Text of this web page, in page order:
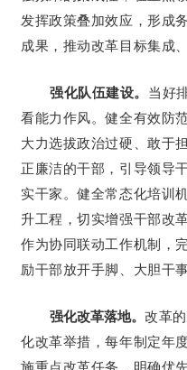
发挥政策叠加效应，形成
成果，推动改革目标集成
强化队伍建设。 当好
看能力作风。健全有效防
大力选拔政治过硬、敢于
正廉洁的干部，引导领导
实干家。健全常态化培训
升工程，切实增强干部改
作为协同联动工作机制，
励干部放开手脚、大胆干事
强化改革落地。 改革
化改革举措，每年制定年